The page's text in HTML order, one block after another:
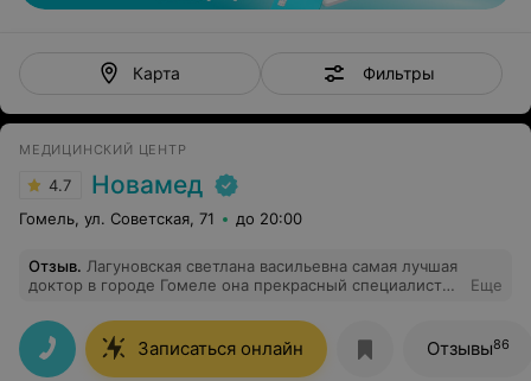
Карта Фильтры
МЕДИЦИНСКИЙ ЦЕНТР
4.7 Новамед
Гомель, ул. Советская, 71 до 20:00
Отзыв. Лагуновская светлана васильевна самая лучшая
доктор в городе Гомеле она прекрасный специалист
лагуновская светлана васильевна заслуживают почета
и уважение
Еще
Записаться онлайн Отзывы86